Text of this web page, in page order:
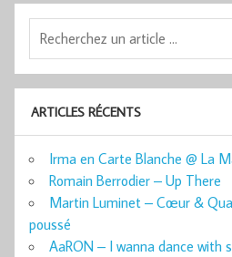
ARTICLES RÉCENTS
Irma en Carte Blanche @ La
Romain Berrodier – Up There
Martin Luminet – Cœur &
poussé
AaRON – I wanna dance with